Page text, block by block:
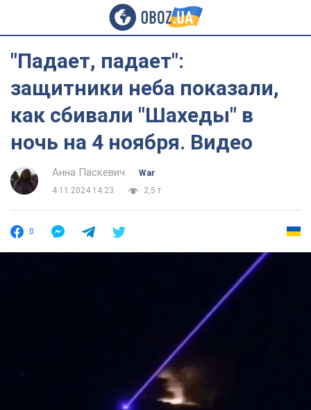
"Падает, падает":
защитники неба показали,
как сбивали "Шахеды" в
ночь на 4 ноября. Видео
Анна Паскевич
War
4.11.2024 14:23
2,5 т.
0